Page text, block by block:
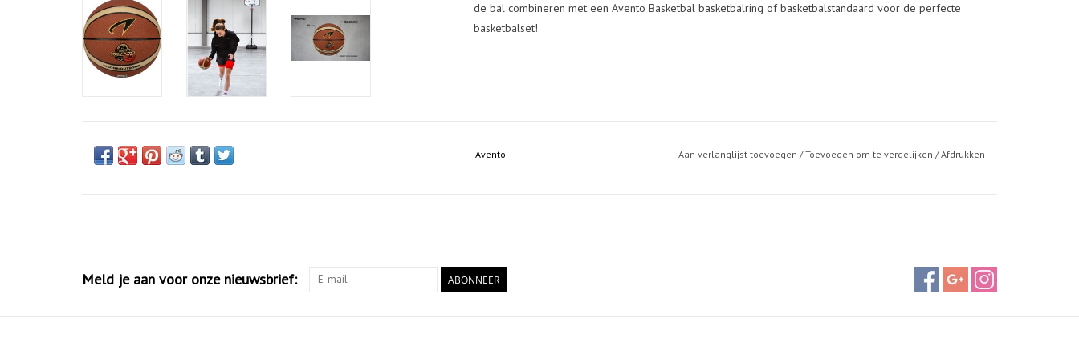
de bal combineren met een Avento Basketbal basketbalring of basketbalstandaard voor de perfecte
basketbalset!
Avento Aan verlanglijst toevoegen /Toevoegen om te vergelijken /Afdrukken
Meld je aan voor onze nieuwsbrief: ABONNEER